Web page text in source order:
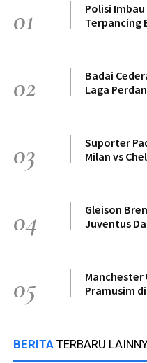
01
Polisi
Terpancing
02
Badai
Laga
03
Suporter
Milan vs
04
Gleison
Juventus
05
Manchester
Pramusim
BERITA TERBARU